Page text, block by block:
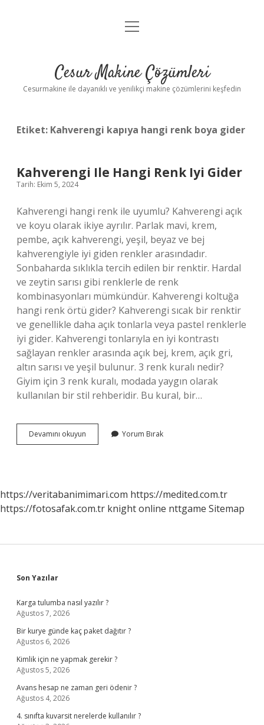
Anasayfa
Yasal Uyarı
menüyü
Cesur Makine Çözümleri
Cesurmakine ile dayanıklı ve yenilikçi makine çözümlerini keşfedin
Etiket: Kahverengi kapıya hangi renk boya gider
Kahverengi Ile Hangi Renk Iyi Gider
Tarih: Ekim 5, 2024
Kahverengi hangi renk ile uyumlu? Kahverengi açık
ve koyu olarak ikiye ayrılır. Parlak mavi, krem,
pembe, açık kahverengi, yeşil, beyaz ve bej
kahverengiyle iyi giden renkler arasındadır.
Sonbaharda sıklıkla tercih edilen bir renktir. Hardal
ve zeytin sarısı gibi renklerle de renk
kombinasyonları mümkündür. Kahverengi koltuğa
hangi renk örtü gider? Kahverengi sıcak bir renktir
ve genellikle daha açık tonlarla veya pastel renklerle
iyi gider. Kahverengi tonlarıyla en iyi kontrastı
sağlayan renkler arasında açık bej, krem, açık gri,
altın sarısı ve yeşil bulunur. 3 renk kuralı nedir?
Giyim için 3 renk kuralı, modada yaygın olarak
kullanılan bir stil rehberidir. Bu kural, bir…
Devamını okuyun Kahverengi
Ile
Yorum Bırak
https://veritabanimimari.com https://medited.com.tr
https://fotosafak.com.tr knight online nttgame Sitemap
Sidebar
Son Yazılar
Karga tulumba nasıl yazılır ?
Ağustos 7, 2026
Bir kurye günde kaç paket dağıtır ?
Ağustos 6, 2026
Kimlik için ne yapmak gerekir ?
Ağustos 5, 2026
Avans hesap ne zaman geri ödenir ?
Ağustos 4, 2026
4. sınıfta kuvarsit nerelerde kullanılır ?